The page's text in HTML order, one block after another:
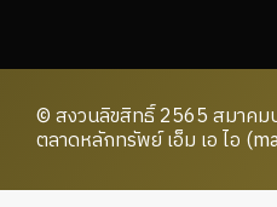
© สงวนลิขสิทธิ์ 2565 สมาคม
ตลาดหลักทรัพย์ เอ็ม เอ ไอ